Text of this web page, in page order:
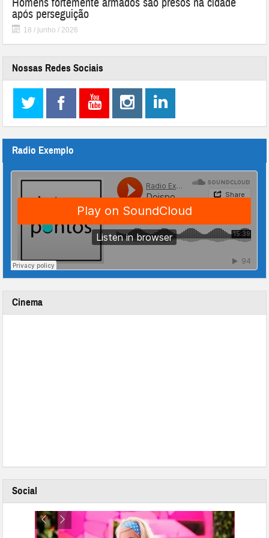
após perseguição
18 / junho / 2026
Nossas Redes Sociais
Radio Exemplo
Cinema
Social